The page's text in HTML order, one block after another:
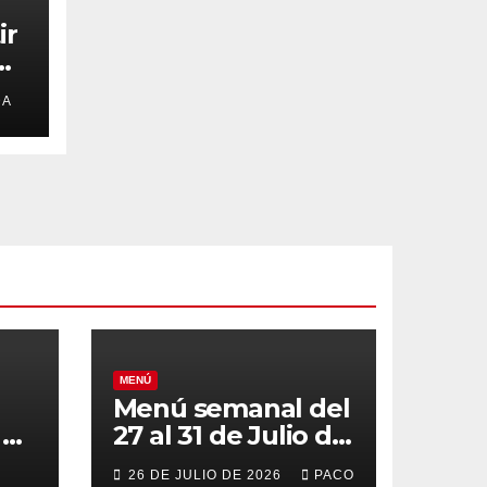
MENÚ
Menú semanal del
27 al 31 de Julio de
2026
26 DE JULIO DE 2026 PACO